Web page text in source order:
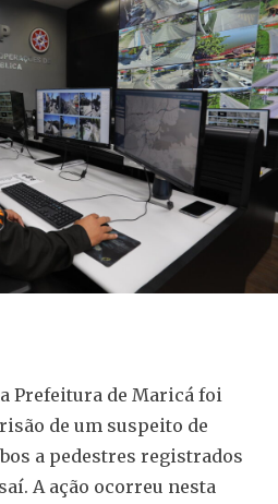
Prefeitura de Maricá foi
de um suspeito de
a pedestres registrados
A ação ocorreu nesta